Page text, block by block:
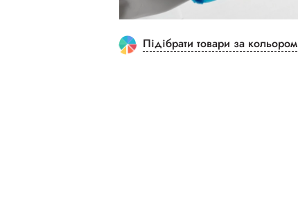
Підібрати товари за кольором